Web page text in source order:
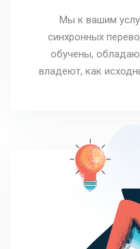
Мы к вашим
синхронных
обучены,
владеют, как